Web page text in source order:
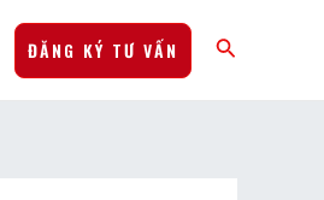
ĐĂNG KÝ TƯ VẤN